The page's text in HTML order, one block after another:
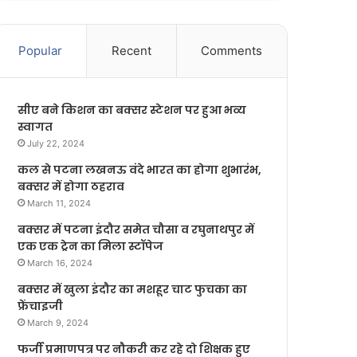
Popular Recent Comments
सीए बने किशन का बक्सर स्टेशन पर हुआ भव्य
स्वागत
July 22, 2024
कल से पटना लखनऊ वंदे भारत का होगा शुभारंभ,
बक्सर में होगा ठहराव
March 11, 2024
बक्सर में पटना इंदौर समेत चौसा व रघुनाथपुर में
एक एक ट्रेन का मिला स्टॉपेज
March 16, 2024
बक्सर में खुला इंदौर का मशहूर चाट फुचका का
फ्रेंचाइजी
March 9, 2024
फर्जी प्रमाणपत्र पर नौकरी कर रहे दो शिक्षक हुए